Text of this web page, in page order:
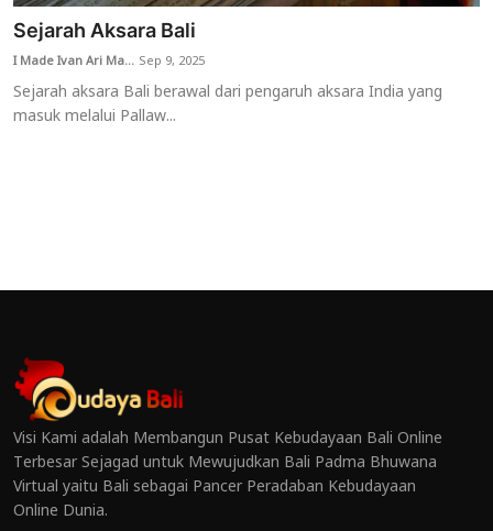
Sejarah Aksara Bali
I Made Ivan Ari Ma... Sep 9, 2025
Sejarah aksara Bali berawal dari pengaruh aksara India yang
masuk melalui Pallaw...
Visi Kami adalah Membangun Pusat Kebudayaan Bali Online
Terbesar Sejagad untuk Mewujudkan Bali Padma Bhuwana
Virtual yaitu Bali sebagai Pancer Peradaban Kebudayaan
Online Dunia.